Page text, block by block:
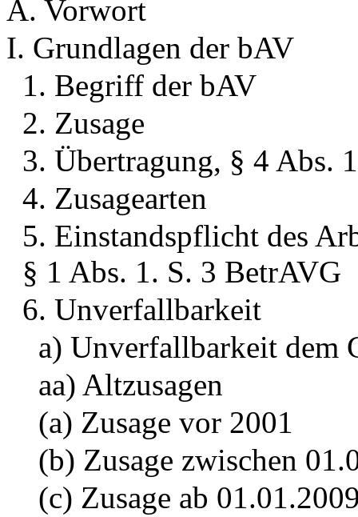
A. Vorwort
I. Grundlagen der bAV
1. Begriff der bAV
2. Zusage
3. Übertragung, § 4 Abs.
4. Zusagearten
5. Einstandspflicht des
§ 1 Abs. 1. S. 3 BetrAVG
6. Unverfallbarkeit
a) Unverfallbarkeit dem
aa) Altzusagen
(a) Zusage vor 2001
(b) Zusage zwischen
(c) Zusage ab